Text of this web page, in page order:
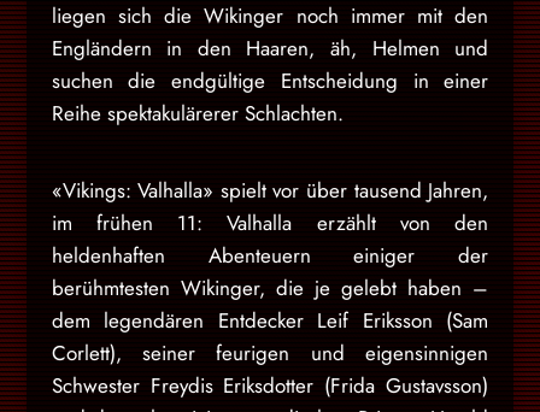
liegen sich die Wikinger noch immer mit den
Engländern in den Haaren, äh, Helmen und
suchen die endgültige Entscheidung in einer
Reihe spektakulärerer Schlachten.
«Vikings: Valhalla» spielt vor über tausend Jahren,
im frühen 11: Valhalla erzählt von den
heldenhaften Abenteuern einiger der
berühmtesten Wikinger, die je gelebt haben –
dem legendären Entdecker Leif Eriksson (Sam
Corlett), seiner feurigen und eigensinnigen
Schwester Freydis Eriksdotter (Frida Gustavsson)